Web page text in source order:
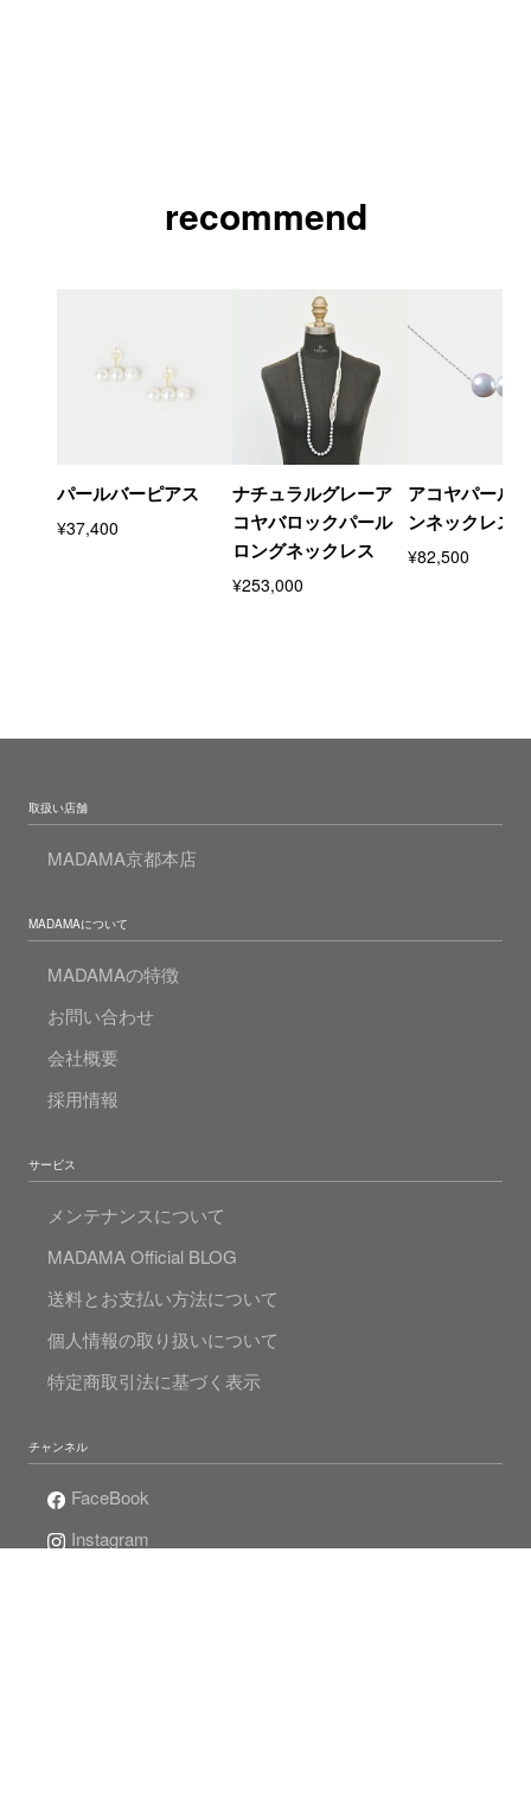
recommend
パールバーピアス
¥37,400
ナチュラルグレーア
コヤバロックパール
ロングネックレス
¥253,000
アコヤパール
ンネックレス
¥82,500
取扱い店舗
MADAMA京都本店
MADAMAについて
MADAMAの特徴
お問い合わせ
会社概要
採用情報
サービス
メンテナンスについて
MADAMA Official BLOG
送料とお支払い方法について
個人情報の取り扱いについて
特定商取引法に基づく表示
チャンネル
FaceBook
Instagram